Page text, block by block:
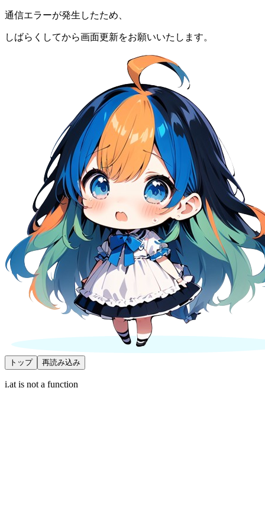
通信エラーが発生したため、
しばらくしてから画面更新をお願いいたします。
トップ 再読み込み
i.at is not a function